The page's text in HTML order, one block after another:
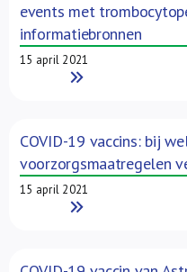
events met
informatiebronnen
15 april 2021
Read More
COVID-19 vaccins: bij
voorzorgsmaatregelen
15 april 2021
Read More